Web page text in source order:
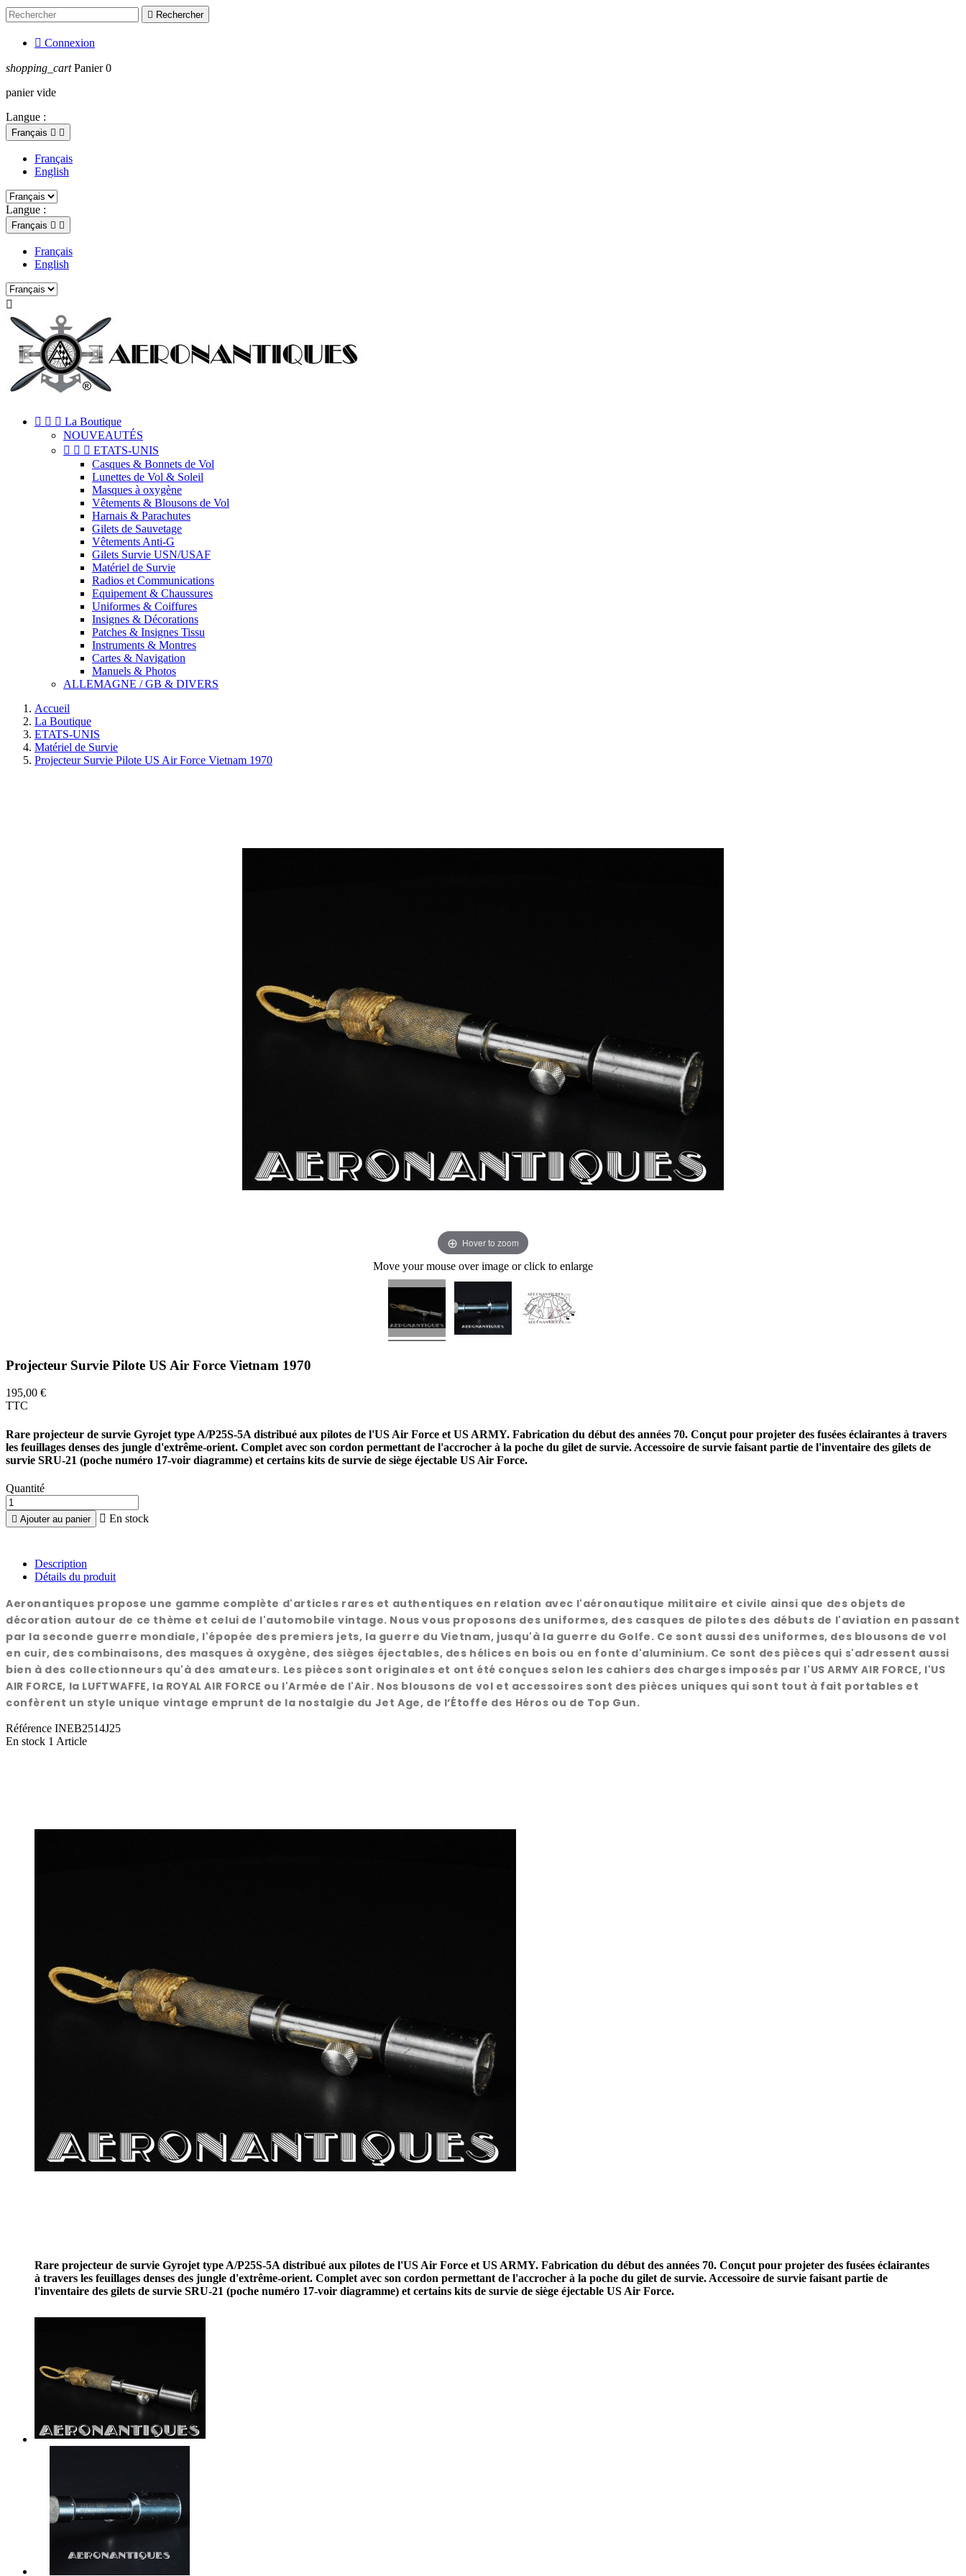
 Rechercher
 Connexion
shopping_cart Panier 0
panier vide
Langue :
Français  
Français
English
Langue :
Français  
Français
English

   La Boutique
NOUVEAUTÉS
   ETATS-UNIS
Casques & Bonnets de Vol
Lunettes de Vol & Soleil
Masques à oxygène
Vêtements & Blousons de Vol
Harnais & Parachutes
Gilets de Sauvetage
Vêtements Anti-G
Gilets Survie USN/USAF
Matériel de Survie
Radios et Communications
Equipement & Chaussures
Uniformes & Coiffures
Insignes & Décorations
Patches & Insignes Tissu
Instruments & Montres
Cartes & Navigation
Manuels & Photos
ALLEMAGNE / GB & DIVERS
Accueil
La Boutique
ETATS-UNIS
Matériel de Survie
Projecteur Survie Pilote US Air Force Vietnam 1970
Hover to zoom
Move your mouse over image or click to enlarge
Projecteur Survie Pilote US Air Force Vietnam 1970
195,00 €
TTC
Rare projecteur de survie Gyrojet type A/P25S-5A distribué aux pilotes de l'US Air Force et US ARMY. Fabrication du début des années 70. Conçut pour projeter des fusées éclairantes à travers
les feuillages denses des jungle d'extrême-orient. Complet avec son cordon permettant de l'accrocher à la poche du gilet de survie. Accessoire de survie faisant partie de l'inventaire des gilets de
survie SRU-21 (poche numéro 17-voir diagramme) et certains kits de survie de siège éjectable US Air Force.
Quantité
 Ajouter au panier  En stock
Description
Détails du produit
Aeronantiques propose une gamme complète d'articles rares et authentiques en relation avec l'aéronautique militaire et civile ainsi que des objets de
décoration autour de ce thème et celui de l'automobile vintage. Nous vous proposons des uniformes, des casques de pilotes des débuts de l'aviation en passant
par la seconde guerre mondiale, l'épopée des premiers jets, la guerre du Vietnam, jusqu'à la guerre du Golfe. Ce sont aussi des uniformes, des blousons de vol
en cuir, des combinaisons, des masques à oxygène, des sièges éjectables, des hélices en bois ou en fonte d'aluminium. Ce sont des pièces qui s'adressent aussi
bien à des collectionneurs qu'à des amateurs. Les pièces sont originales et ont été conçues selon les cahiers des charges imposés par l'US ARMY AIR FORCE, l'US
AIR FORCE, la LUFTWAFFE, la ROYAL AIR FORCE ou l'Armée de l'Air. Nos blousons de vol et accessoires sont des pièces uniques qui sont tout à fait portables et
confèrent un style unique vintage emprunt de la nostalgie du Jet Age, de l’Étoffe des Héros ou de Top Gun.
Référence INEB2514J25
En stock 1 Article
Rare projecteur de survie Gyrojet type A/P25S-5A distribué aux pilotes de l'US Air Force et US ARMY. Fabrication du début des années 70. Conçut pour projeter des fusées éclairantes
à travers les feuillages denses des jungle d'extrême-orient. Complet avec son cordon permettant de l'accrocher à la poche du gilet de survie. Accessoire de survie faisant partie de
l'inventaire des gilets de survie SRU-21 (poche numéro 17-voir diagramme) et certains kits de survie de siège éjectable US Air Force.